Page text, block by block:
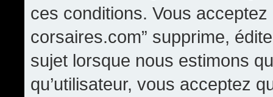
ces conditions. Vous
corsaires.com” supprime,
sujet lorsque nous estimons
qu’utilisateur, vous acceptez